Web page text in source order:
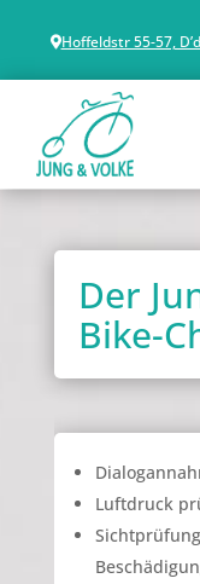
Hoffeldstr 55-57,
Der
Bike-
Luftdruck